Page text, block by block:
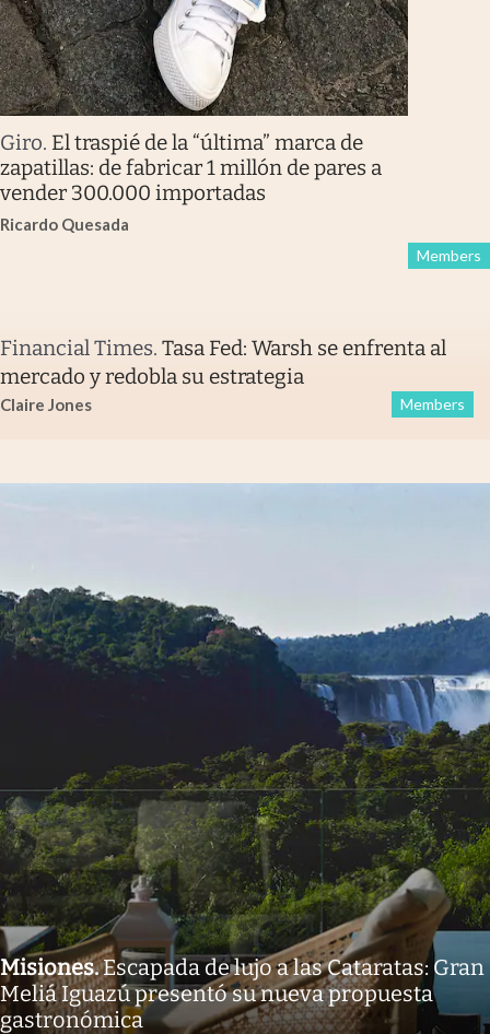
Giro. El traspié de la “última” marca de
zapatillas: de fabricar 1 millón de pares a
vender 300.000 importadas
Ricardo Quesada
Members
Financial Times. Tasa Fed: Warsh se enfrenta al
mercado y redobla su estrategia
Claire Jones Members
Misiones.Escapada de lujo a las Cataratas: Gran
Meliá Iguazú presentó su nueva propuesta
gastronómica